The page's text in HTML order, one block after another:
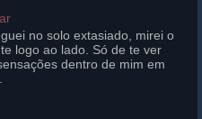
no solo extasiado, mirei o
logo ao lado. Só de te ver
dentro de mim em